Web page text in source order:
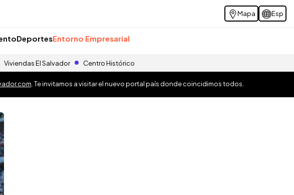
Mapa Esp
DeportesEntorno Empresarial
Viviendas El Salvador Centro Histórico
. Te invitamos a visitar el nuevo portal país donde coincidimos todos.